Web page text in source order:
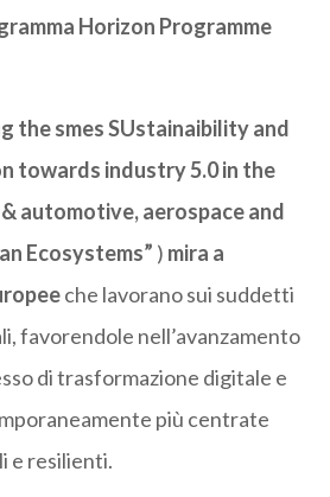
Horizon Programme
the smes SUstainaibility and
towards industry 5.0 in the
automotive, aerospace and
Ecosystems” ) mira a
che lavorano sui suddetti
favorendole nell’avanzamento
di trasformazione digitale e
più centrate
e resilienti.